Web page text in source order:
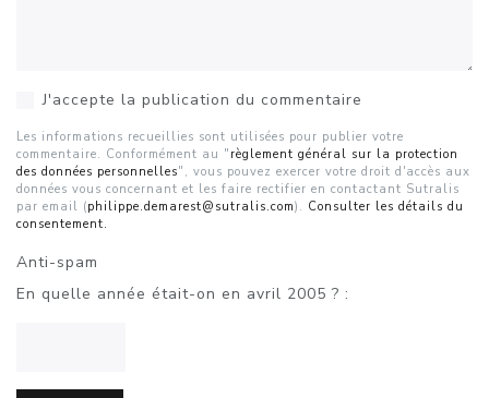
J'accepte la publication du commentaire
Les informations recueillies sont utilisées pour publier votre
commentaire. Conformément au " règlement général sur la protection
des données personnelles", vous pouvez exercer votre droit d'accès aux
données vous concernant et les faire rectifier en contactant Sutralis
par email (philippe.demarest@sutralis.com). Consulter les détails du
consentement.
Anti-spam
En quelle année était-on en avril 2005 ? :